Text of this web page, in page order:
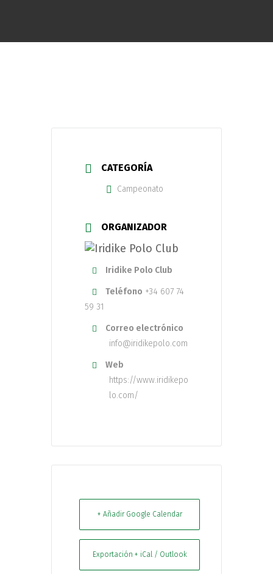
CATEGORÍA
Campeonato
ORGANIZADOR
Iridike Polo Club
Teléfono +34 607 74
59 31
Correo electrónico
info@iridikepolo.com
Web
https://www.iridikepo
lo.com/
+ Añadir Google Calendar
Exportación + iCal / Outlook